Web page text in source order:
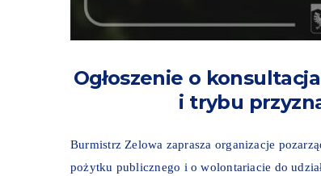
Ogłoszenie o
i trybu
Burmistrz Zelowa zaprasza organizacje
pożytku publicznego i o wolontariacie do